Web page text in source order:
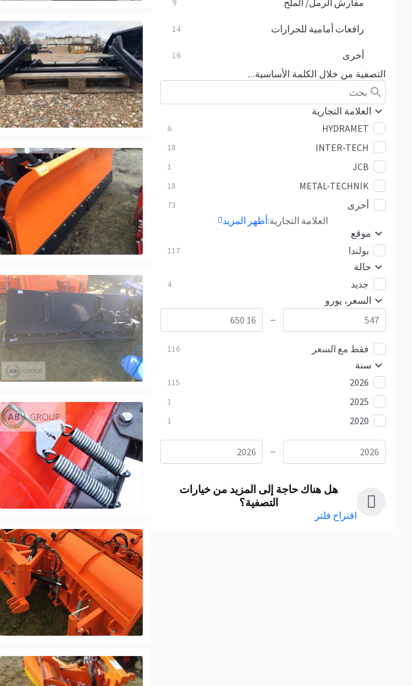
مفارش الرمل/ الملح 9
رافعات أمامية للجرارات 14
أخرى 16
التصفية من خلال الكلمة الأساسية...
العلامة التجارية
HYDRAMET
6
INTER-TECH
18
JCB
1
METAL-TECHNIK
18
أخرى 73
العلامة التجارية:أظهر المزيد
موقع
بولندا 117
حالة
جديد 4
السعر، يورو
—
فقط مع السعر 116
سنة
2026
115
2025
1
2020
1
—
هل هناك حاجة إلى المزيد من خيارات
التصفية؟
اقتراح فلتر